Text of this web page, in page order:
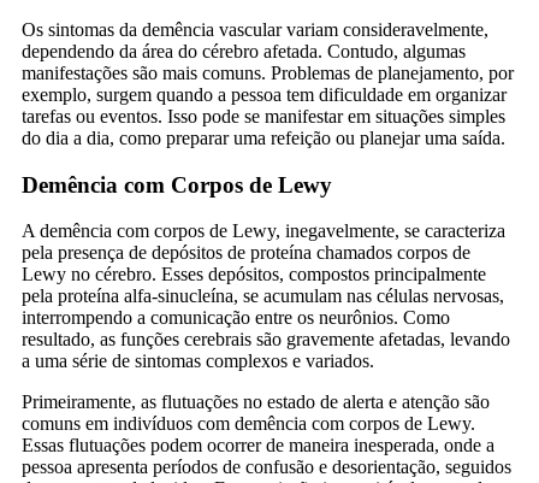
Os sintomas da demência vascular variam consideravelmente,
dependendo da área do cérebro afetada. Contudo, algumas
manifestações são mais comuns. Problemas de planejamento, por
exemplo, surgem quando a pessoa tem dificuldade em organizar
tarefas ou eventos. Isso pode se manifestar em situações simples
do dia a dia, como preparar uma refeição ou planejar uma saída.
Demência com Corpos de Lewy
A demência com corpos de Lewy, inegavelmente, se caracteriza
pela presença de depósitos de proteína chamados corpos de
Lewy no cérebro. Esses depósitos, compostos principalmente
pela proteína alfa-sinucleína, se acumulam nas células nervosas,
interrompendo a comunicação entre os neurônios. Como
resultado, as funções cerebrais são gravemente afetadas, levando
a uma série de sintomas complexos e variados.
Primeiramente, as flutuações no estado de alerta e atenção são
comuns em indivíduos com demência com corpos de Lewy.
Essas flutuações podem ocorrer de maneira inesperada, onde a
pessoa apresenta períodos de confusão e desorientação, seguidos